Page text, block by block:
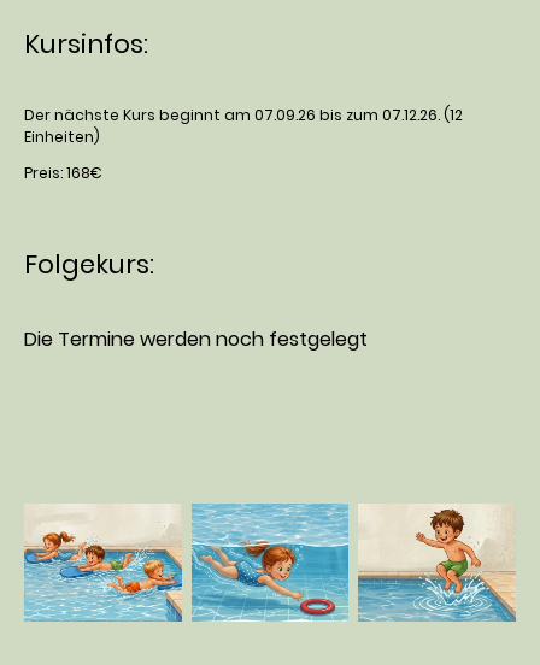
Kursinfos:
Der nächste Kurs beginnt am 07.09.26 bis zum 07.12.26. (12
Einheiten)
Preis: 168€
Folgekurs:
Die Termine werden noch festgelegt